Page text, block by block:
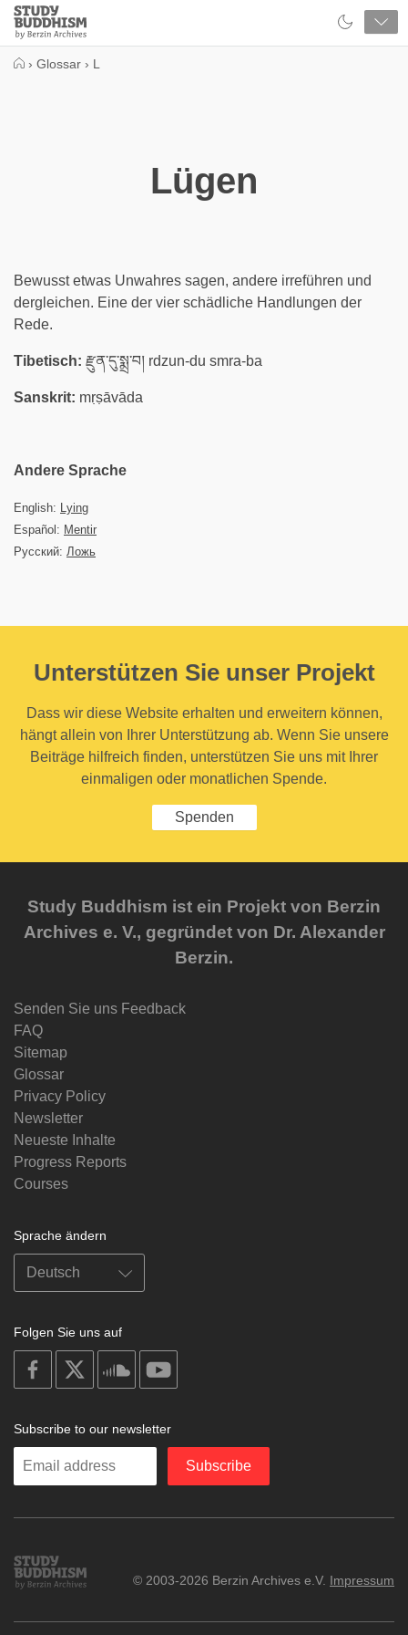
Close
Study
Buddhism
› Glossar › L
Lügen
Bewusst etwas Unwahres sagen, andere irreführen und
dergleichen. Eine der vier schädliche Handlungen der
Rede.
Tibetisch: རྫུན་དུ་སྨྲ་བ། rdzun-du smra-ba
Sanskrit: mṛṣāvāda
Andere Sprache
English: Lying
Español: Mentir
Русский: Ложь
Unterstützen Sie unser Projekt
Dass wir diese Website erhalten und erweitern können,
hängt allein von Ihrer Unterstützung ab. Wenn Sie unsere
Beiträge hilfreich finden, unterstützen Sie uns mit Ihrer
einmaligen oder monatlichen Spende.
Spenden
Study Buddhism ist ein Projekt von Berzin
Archives e. V., gegründet von Dr. Alexander
Berzin.
Senden Sie uns Feedback
FAQ
Sitemap
Glossar
Privacy Policy
Newsletter
Neueste Inhalte
Progress Reports
Courses
Sprache ändern
Folgen Sie uns auf
on
facebook
soundcloud
Subscribe to our newsletter
Enter
Subscribe
Study
Buddhism
© 2003-2026 Berzin Archives e.V. Impressum